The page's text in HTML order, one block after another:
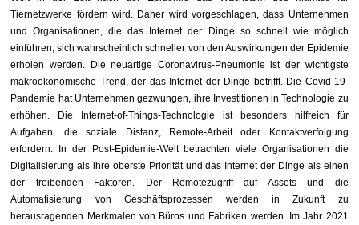
Tiernetzwerke fördern wird. Daher wird vorgeschlagen, dass Unternehmen
und Organisationen, die das Internet der Dinge so schnell wie möglich
einführen, sich wahrscheinlich schneller von den Auswirkungen der Epidemie
erholen werden. Die neuartige Coronavirus-Pneumonie ist der wichtigste
makroökonomische Trend, der das Internet der Dinge betrifft. Die Covid-19-
Pandemie hat Unternehmen gezwungen, ihre Investitionen in Technologie zu
erhöhen. Die Internet-of-Things-Technologie ist besonders hilfreich für
Aufgaben, die soziale Distanz, Remote-Arbeit oder Kontaktverfolgung
erfordern. In der Post-Epidemie-Welt betrachten viele Organisationen die
Digitalisierung als ihre oberste Priorität und das Internet der Dinge als einen
der treibenden Faktoren. Der Remotezugriff auf Assets und die
Automatisierung von Geschäftsprozessen werden in Zukunft zu
herausragenden Merkmalen von Büros und Fabriken werden. Im Jahr 2021